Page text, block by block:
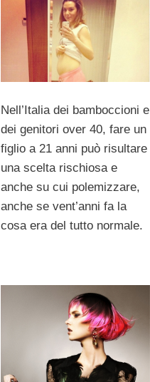
Nell’Italia dei bamboccioni e
dei genitori over 40, fare un
figlio a 21 anni può risultare
una scelta rischiosa e
anche su cui polemizzare,
anche se vent’anni fa la
cosa era del tutto normale.